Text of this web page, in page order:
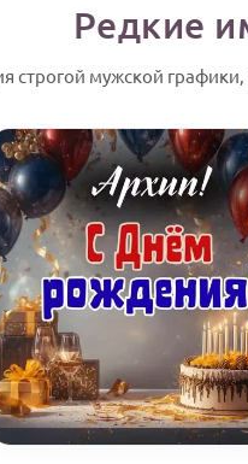
Редкие
строгой мужской